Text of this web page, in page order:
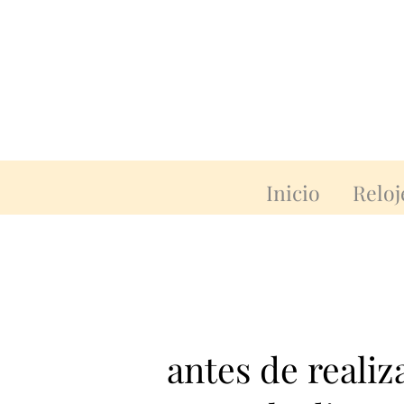
Inicio
antes de